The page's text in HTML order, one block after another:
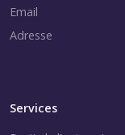
Email
Adresse
Services